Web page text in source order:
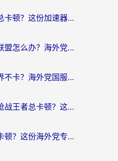
国外玩浮生为卿歌总卡顿？这份加速器选择指南帮你找回丝滑体验
在缅甸打不开英雄联盟怎么办？海外党亲测有效的国服游戏加速指南
澳洲怎么玩坦克世界不卡？海外党国服游戏加速终极指南（附逆战奇妙碰碰车解决方案）
国外打穿越火线：枪战王者总卡顿？这篇加速器推荐下载指南帮你解决延迟难题
国外玩荒野乱斗总卡顿？这份海外党专属的国服游戏加速攻略请收好